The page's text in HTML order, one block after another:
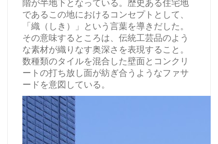
階が半地下となっている。歴史ある住宅地
であるこの地におけるコンセプトとして、
「織（しき）」という言葉を導きだした。
その意味するところは、伝統工芸品のよう
な素材が織りなす奥深さを表現すること。
数種類のタイルを混合した壁面とコンクリ
ートの打ち放し面が紡ぎ合うようなファサ
ードを意図している。